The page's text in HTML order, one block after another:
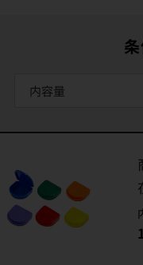
内容量